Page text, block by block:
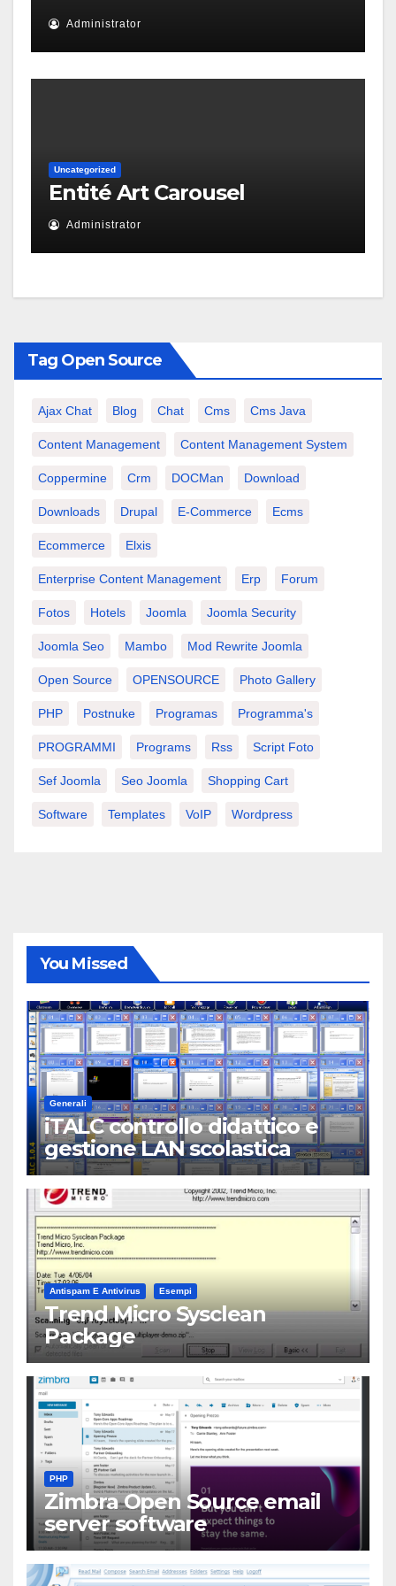
Administrator
Uncategorized
Entité Art Carousel
Administrator
Tag Open Source
Ajax Chat Blog Chat Cms Cms Java
Content Management Content Management System
Coppermine Crm DOCMan Download
Downloads Drupal E-Commerce Ecms
Ecommerce Elxis
Enterprise Content Management Erp Forum
Fotos Hotels Joomla Joomla Security
Joomla Seo Mambo Mod Rewrite Joomla
Open Source OPENSOURCE Photo Gallery
PHP Postnuke Programas Programma's
PROGRAMMI Programs Rss Script Foto
Sef Joomla Seo Joomla Shopping Cart
Software Templates VoIP Wordpress
You Missed
Generali
iTALC controllo didattico e
gestione LAN scolastica
Antispam E Antivirus Esempi
Trend Micro Sysclean
Package
PHP
Zimbra Open Source email
server software